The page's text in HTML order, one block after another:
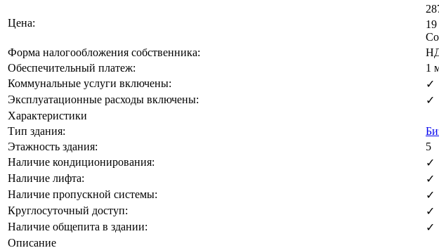
Цена:
Форма налогообложения собственника:
Обеспечительный платеж:
1
Коммунальные услуги включены:
✓
Эксплуатационные расходы включены:
✓
Характеристики
Тип здания:
Этажность здания:
5
Наличие кондиционирования:
✓
Наличие лифта:
✓
Наличие пропускной системы:
✓
Круглосуточный доступ:
✓
Наличие общепита в здании:
✓
Описание